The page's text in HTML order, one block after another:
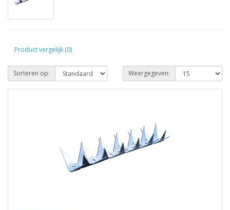
Product vergelijk (0)
Sorteren op: Weergegeven: